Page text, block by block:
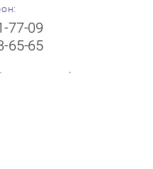
77-09
65-65
выходных)